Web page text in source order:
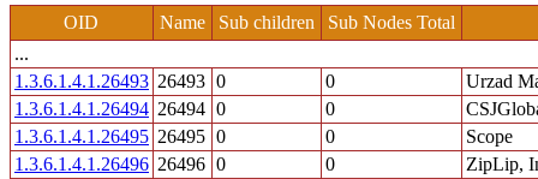
OID Name Sub children
Sub Nodes Total
...
1.3.6.1.4.1.26493 26493 0 0
Urzad
1.3.6.1.4.1.26494 26494 0 0
1.3.6.1.4.1.26495 26495 0 0
Scope
1.3.6.1.4.1.26496 26496 0 0
ZipLip,